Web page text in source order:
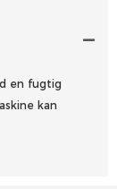
en fugtig
kan